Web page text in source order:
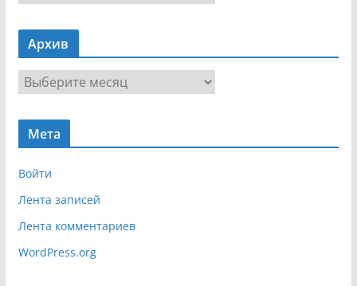
а
в
г
я
Архив
р
х
Мета
Войти
Лента записей
Лента комментариев
WordPress.org